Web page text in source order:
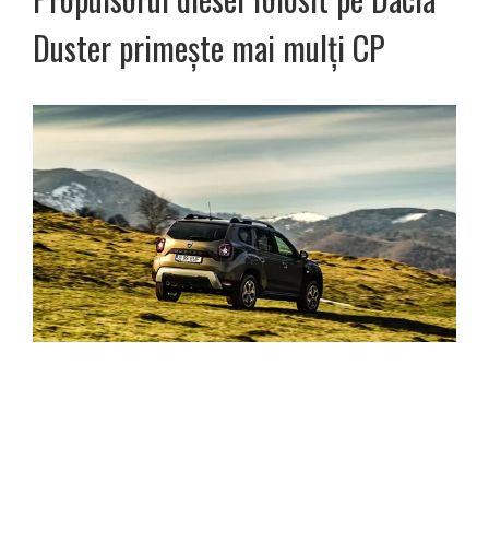
Duster primeşte mai mulţi CP